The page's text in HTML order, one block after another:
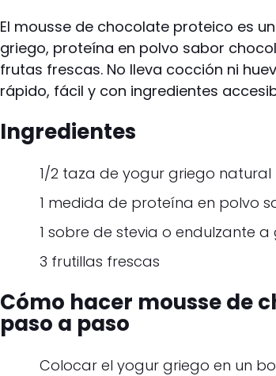
El mousse de chocolate proteico es
griego, proteína en polvo sabor
frutas frescas. No lleva cocción ni
rápido, fácil y con ingredientes
Ingredientes
1/2 taza de yogur griego natural
1 medida de proteína en polvo
1 sobre de stevia o endulzante a
3 frutillas frescas
Cómo hacer mousse de
paso a paso
Colocar el yogur griego en un